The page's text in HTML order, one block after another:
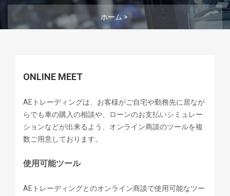
ホーム >
ONLINE MEET
AEトレーディングは、お客様がご自宅や勤務先に居なが
らでも車の購入の相談や、ローンのお支払いシミュレー
ションなどが出来るよう、オンライン商談のツールを複
数ご用意しております。
使用可能ツール
AEトレーディングとのオンライン商談で使用可能なツー